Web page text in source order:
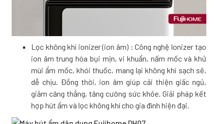
Lọc không khí ionizer (ion âm) : Công nghệ Ionizer tạo
ion âm trung hòa bụi mịn, vi khuẩn, nấm mốc và khử
mùi ẩm mốc, khói thuốc, mang lại không khí sạch sẽ,
dễ chịu. Đồng thời, ion âm giúp cải thiện giấc ngủ,
giảm căng thẳng, tăng cường sức khỏe. Giải pháp kết
hợp hút ẩm và lọc không khí cho gia đình hiện đại.